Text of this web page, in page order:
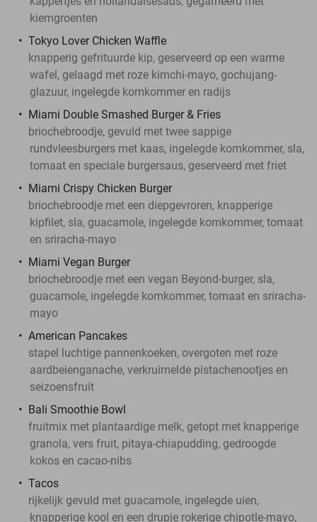
kiemgroenten
Tokyo Lover Chicken Waffle
knapperig gefrituurde kip, geserveerd op een warme
wafel, gelaagd met roze kimchi-mayo, gochujang-
glazuur, ingelegde komkommer en radijs
Miami Double Smashed Burger & Fries
briochebroodje, gevuld met twee sappige
rundvleesburgers met kaas, ingelegde komkommer, sla,
tomaat en speciale burgersaus, geserveerd met friet
Miami Crispy Chicken Burger
briochebroodje met een diepgevroren, knapperige
kipfilet, sla, guacamole, ingelegde komkommer, tomaat
en sriracha-mayo
Miami Vegan Burger
briochebroodje met een vegan Beyond-burger, sla,
guacamole, ingelegde komkommer, tomaat en sriracha-
mayo
American Pancakes
stapel luchtige pannenkoeken, overgoten met roze
aardbeienganache, verkruimelde pistachenootjes en
seizoensfruit
Bali Smoothie Bowl
fruitmix met plantaardige melk, getopt met knapperige
granola, vers fruit, pitaya-chiapudding, gedroogde
kokos en cacao-nibs
Tacos
rijkelijk gevuld met guacamole, ingelegde uien,
knapperige kool en een drupje rokerige chipotle-mayo,